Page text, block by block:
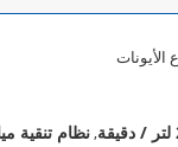
الأيونات
,نظام تنقية